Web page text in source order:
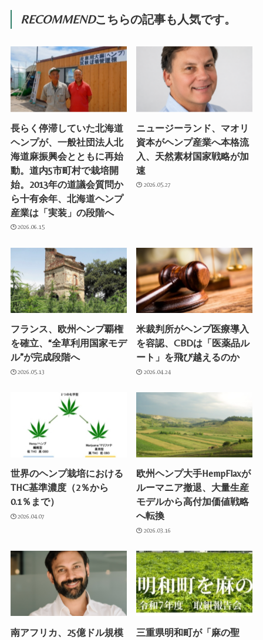
RECOMMENDこちらの記事も人気です。
長らく停滞していた北海道
ヘンプが、一般社団法人北
海道麻振興会とともに再始
動。道内5市町村で栽培開
始。2013年の道議会質問か
ら十有余年、北海道ヘンプ
産業は「実装」の段階へ
2026.06.15
ニュージーランド、マオリ
資本がヘンプ産業へ本格流
入、天然素材国家戦略が加
速
2026.05.27
フランス、欧州ヘンプ覇権
を確立、“全草利用国家モデ
ル”が完成段階へ
2026.05.13
米裁判所がヘンプ医療導入
を容認、CBDは「医薬品ル
ート」を飛び越えるのか
2026.04.24
世界のヘンプ栽培における
THC基準濃度（2％から
0.1％まで）
2026.04.07
欧州ヘンプ大手HempFlaxが
ルーマニア撤退、大量生産
モデルから高付加価値戦略
へ転換
2026.03.16
南アフリカ、25億ドル規模
三重県明和町が「麻の聖